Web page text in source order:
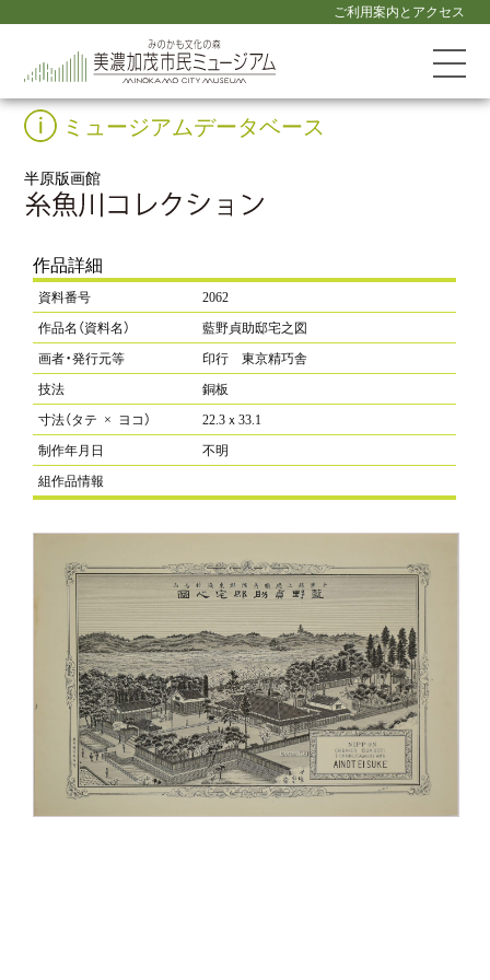
ご利用案内とアクセス
ミュージアムデータベース
半原版画館
作品詳細
資料番号
2062
作品名（資料名）
藍野貞助邸宅之図
画者・発行元等
印行 東京精巧舎
技法
銅板
寸法（タテ × ヨコ）
22.3ｘ33.1
制作年月日
不明
組作品情報